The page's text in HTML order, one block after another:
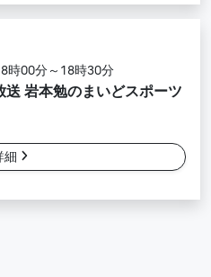
時00分～18時30分
岩本勉のまいどスポーツ
細